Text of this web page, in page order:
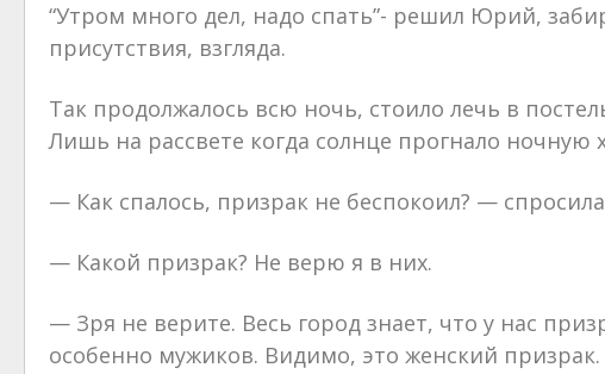
“Утром много дел, надо спать”- решил Юрий,
присутствия, взгляда.
Так продолжалось всю ночь, стоило лечь в
Лишь на рассвете когда солнце прогнало
— Как спалось, призрак не беспокоил? —
— Какой призрак? Не верю я в них.
— Зря не верите. Весь город знает, что у нас
особенно мужиков. Видимо, это женский призрак.